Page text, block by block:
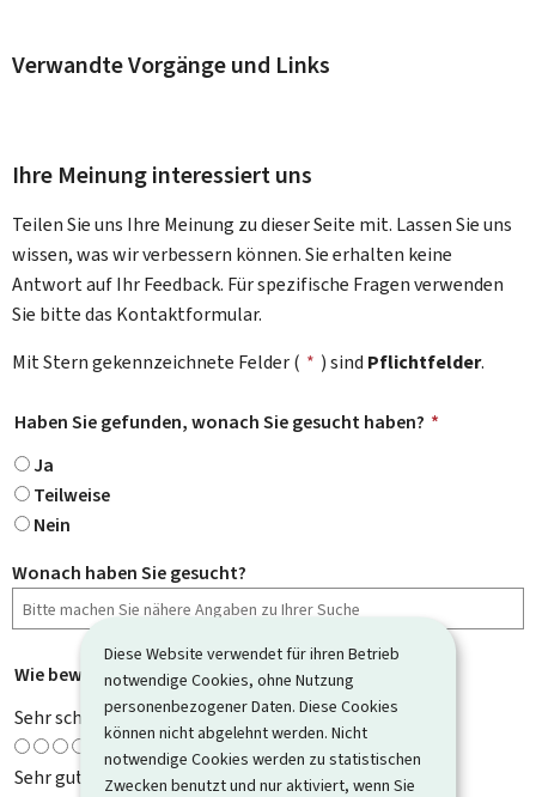
Diese Website verwendet für ihren Betrieb
notwendige Cookies, ohne Nutzung
personenbezogener Daten. Diese Cookies
können nicht abgelehnt werden. Nicht
notwendige Cookies werden zu statistischen
Zwecken benutzt und nur aktiviert, wenn Sie
Verwandte Vorgänge und Links
Ihre Meinung interessiert uns
Teilen Sie uns Ihre Meinung zu dieser Seite mit. Lassen Sie uns
wissen, was wir verbessern können. Sie erhalten keine
Antwort auf Ihr Feedback. Für spezifische Fragen verwenden
Sie bitte das Kontaktformular.
Mit Stern gekennzeichnete Felder ( * ) sind Pflichtfelder.
Haben Sie gefunden, wonach Sie gesucht haben? *
Ja
Teilweise
Nein
Wonach haben Sie gesucht?
Wie bewerten Sie diese Seite?
*
Sehr schlecht
Sehr gut